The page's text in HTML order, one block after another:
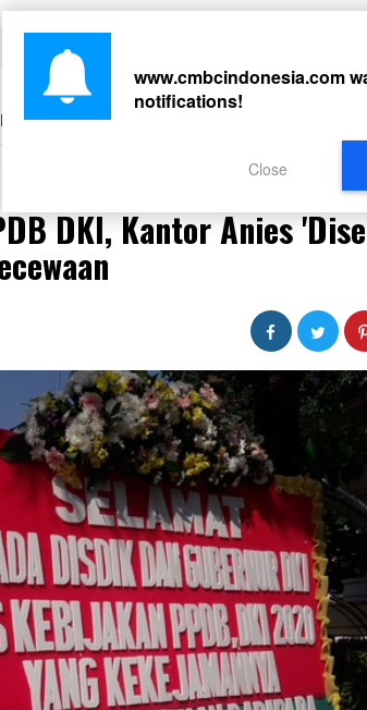
PERISTIWA
PPDB DKI, Kantor Anies 'Diserbu' Karangan Bunga
DKI, Kantor Anies
www.cmbcindonesia.com
notifications!
Close